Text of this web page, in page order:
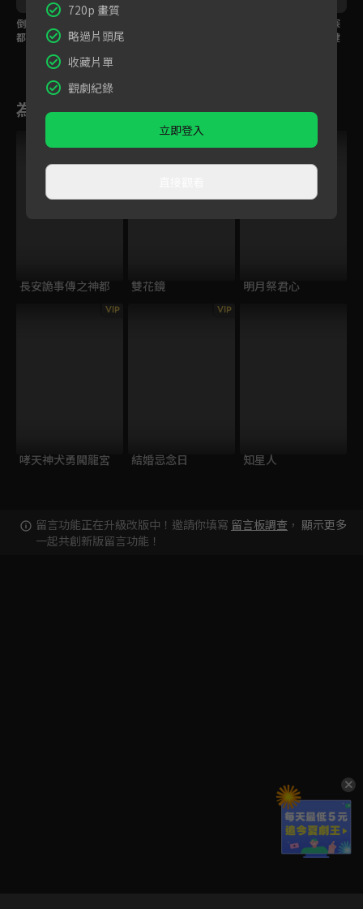
倒吊活人放血祭神？神
都狐帝靠一劍擊退血神
用聞的也能破案？神探
狐帝只靠嗅覺找到關鍵
為您推薦
長安詭事傳之神都 雙花鏡 明月祭君心
VIP
哮天神犬勇闖龍宮
VIP
結婚忌念日 知星人
留言功能正在升級改版中！邀請你填寫 留言板調查 ，
一起共創新版留言功能！
顯示更多
720p 畫質
略過片頭尾
收藏片單
觀劇紀錄
立即登入